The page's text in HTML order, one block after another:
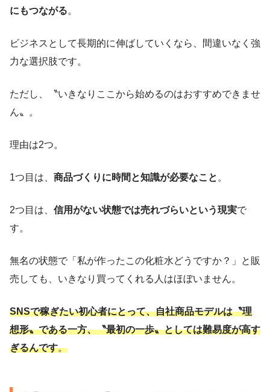
にもつながる。
ビジネスとして長期的に伸ばしていくなら、間違いなく強
力な選択肢です。
ただし、〝いきなりここから始めるのはおすすめできませ
ん〟。
理由は2つ。
1つ目は、 商品づくりに時間と知識が必要なこと 。
2つ目は、 信用がない状態では売れづらいという現実で
す。
無名の状態で「私が作ったこの化粧水どうですか？」と販
売しても、いきなり買ってくれる人はほぼいません。
SNSで稼ぎたい初心者にとって、自社商品モデルは〝理
想形〟である一方、〝最初の一歩〟としては難易度が高す
ぎるんです。